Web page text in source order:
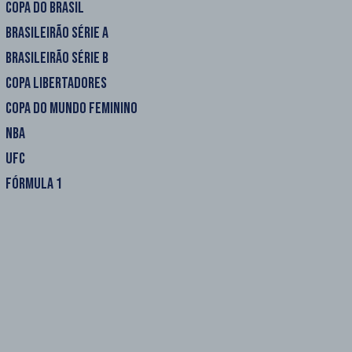
COPA DO BRASIL
BRASILEIRÃO SÉRIE A
BRASILEIRÃO SÉRIE B
COPA LIBERTADORES
COPA DO MUNDO FEMININO
NBA
UFC
FÓRMULA 1